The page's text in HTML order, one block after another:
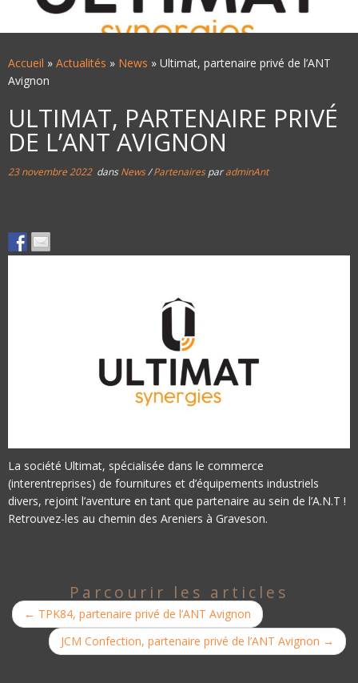
Accueil » Actualités » News » Ultimat, partenaire privé de l’ANT
Avignon
ULTIMAT, PARTENAIRE PRIVÉ
DE L’ANT AVIGNON
23 novembre 2022dansNews/PartenairesparadminAnt
La société Ultimat, spécialisée dans le commerce
(interentreprises) de fournitures et d’équipements industriels
divers, rejoint l’aventure en tant que partenaire au sein de l’A.N.T !
Retrouvez-les au chemin des Areniers à Graveson.
Parcourir les articles
← TPK84, partenaire privé de l’ANT Avignon
JCM Confection, partenaire privé de l’ANT Avignon →